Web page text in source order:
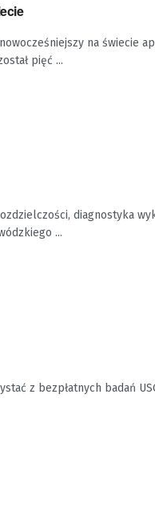
na świecie
pięć ...
diagnostyka
...
z bezpłatnych badań